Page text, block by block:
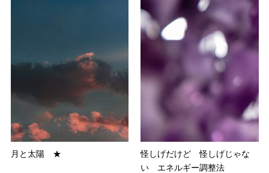
月と太陽 ★
怪しげだけど 怪しげじゃな
い エネルギー調整法